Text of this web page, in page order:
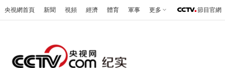
央視網首頁 新聞 視頻 經濟 體育 軍事 更多 節目官網